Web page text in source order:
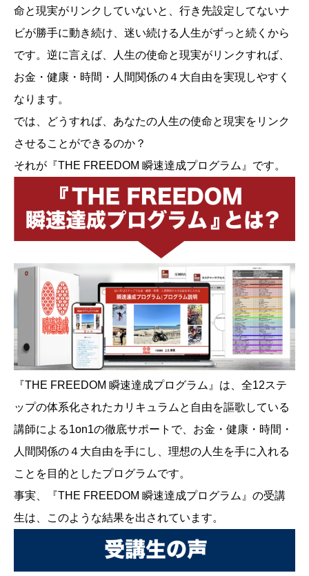
命と現実がリンクしていないと、行き先設定してないナ
ビが勝手に動き続け、迷い続ける人生がずっと続くから
です。逆に言えば、人生の使命と現実がリンクすれば、
お金・健康・時間・人間関係の４大自由を実現しやすく
なります。
では、どうすれば、あなたの人生の使命と現実をリンク
させることができるのか？
それが『THE FREEDOM 瞬速達成プログラム』です。
『THE FREEDOM 瞬速達成プログラム』は、全12ステ
ップの体系化されたカリキュラムと自由を謳歌している
講師による1on1の徹底サポートで、お金・健康・時間・
人間関係の４大自由を手にし、理想の人生を手に入れる
ことを目的としたプログラムです。
事実、『THE FREEDOM 瞬速達成プログラム』の受講
生は、このような結果を出されています。